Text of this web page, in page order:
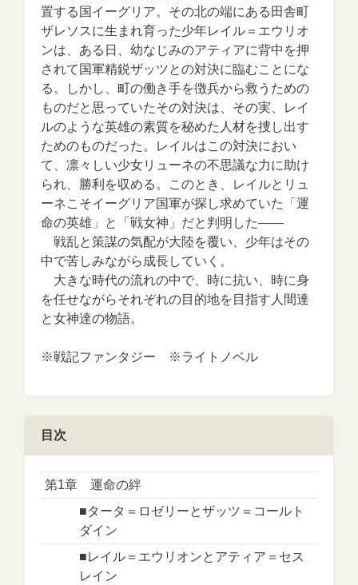
置する国イーグリア。その北の端にある田舎町
ザレソスに生まれ育った少年レイル＝エウリオ
ンは、ある日、幼なじみのアティアに背中を押
されて国軍精鋭ザッツとの対決に臨むことにな
る。しかし、町の働き手を徴兵から救うための
ものだと思っていたその対決は、その実、レイ
ルのような英雄の素質を秘めた人材を捜し出す
ためのものだった。レイルはこの対決におい
て、凛々しい少女リューネの不思議な力に助け
られ、勝利を収める。このとき、レイルとリュ
ーネこそイーグリア国軍が探し求めていた「運
命の英雄」と「戦女神」だと判明した――
戦乱と策謀の気配が大陸を覆い、少年はその
中で苦しみながら成長していく。
大きな時代の流れの中で、時に抗い、時に身
を任せながらそれぞれの目的地を目指す人間達
と女神達の物語。
※戦記ファンタジー ※ライトノベル
目次
第1章 運命の絆
■タータ＝ロゼリーとザッツ＝コールト
ダイン
■レイル＝エウリオンとアティア＝セス
レイン